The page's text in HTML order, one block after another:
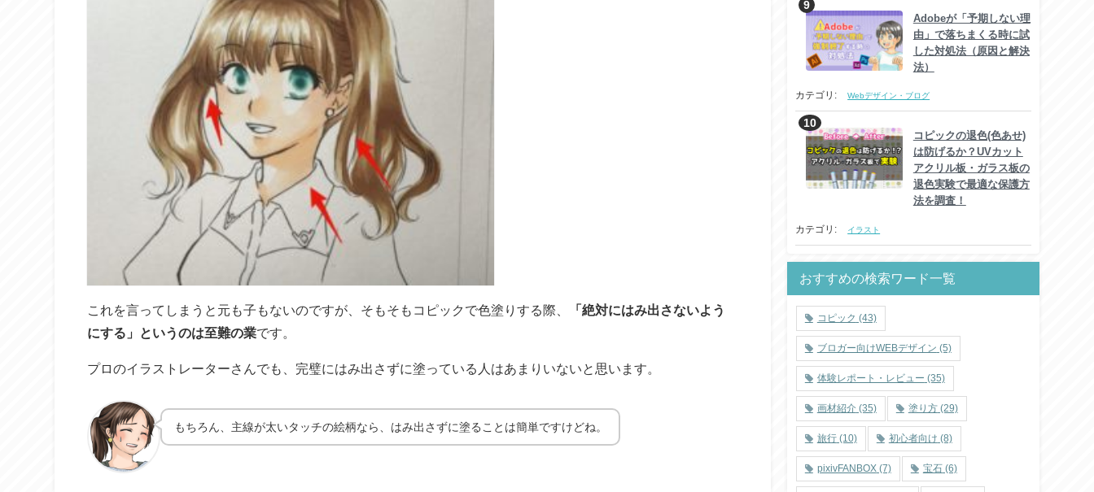
これを言ってしまうと元も子もないのですが、そもそもコピックで色塗りする際、
「絶対にはみ出さないよう
にする」というのは至難の業です。
プロのイラストレーターさんでも、完璧にはみ出さずに塗っている人はあまりいないと思います。
もちろん、主線が太いタッチの絵柄なら、はみ出さずに塗ることは簡単ですけどね。
Adobeが「予期しない理
由」で落ちまくる時に試
した対処法（原因と解決
法）
カテゴリ: Webデザイン・ブログ
コピックの退色(色あせ)
は防げるか？UVカット
アクリル板・ガラス板の
退色実験で最適な保護方
法を調査！
カテゴリ: イラスト
おすすめの検索ワード一覧
コピック (43)
体験レポート・レビュー (35)
画材紹介(35) 塗り方(29)
旅行(10) 初心者向け (8)
pixivFANBOX(7) 宝石(6)
ブロガー向けWEBデザイン (5)